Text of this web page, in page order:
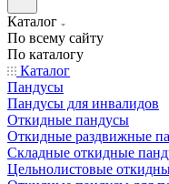
Каталог
По всему сайту
По каталогу
Каталог
Пандусы
Пандусы для инвалидов
Откидные пандусы
Откидные раздвижные
Складные откидные
Цельнолистовые